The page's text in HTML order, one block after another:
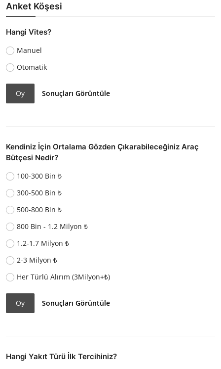
Anket Köşesi
Hangi Vites?
Manuel
Otomatik
Oy Sonuçları Görüntüle
Kendiniz İçin Ortalama Gözden Çıkarabileceğiniz Araç
Bütçesi Nedir?
100-300 Bin ₺
300-500 Bin ₺
500-800 Bin ₺
800 Bin - 1.2 Milyon ₺
1.2-1.7 Milyon ₺
2-3 Milyon ₺
Her Türlü Alırım (3Milyon+₺)
Oy Sonuçları Görüntüle
Hangi Yakıt Türü İlk Tercihiniz?